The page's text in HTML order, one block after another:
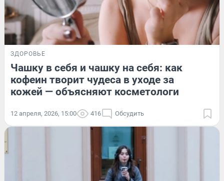
ЗДОРОВЬЕ
Чашку в себя и чашку на себя: как
кофеин творит чудеса в уходе за
кожей — объясняют косметологи
12 апреля, 2026, 15:00 416 Обсудить